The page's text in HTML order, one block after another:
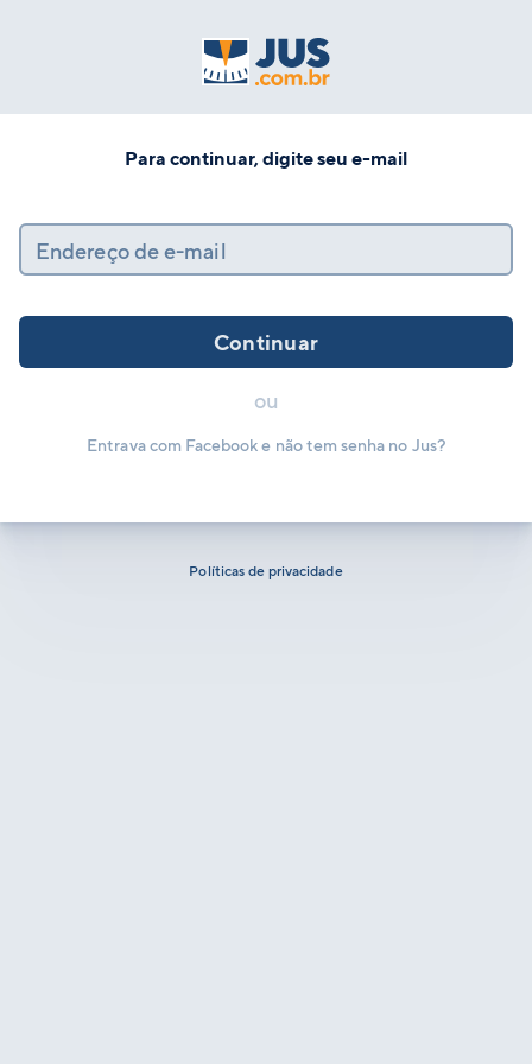
Para continuar, digite seu e-mail
Endereço de e-mail
Continuar
ou
Entrava com Facebook e não tem senha no Jus?
Políticas de privacidade